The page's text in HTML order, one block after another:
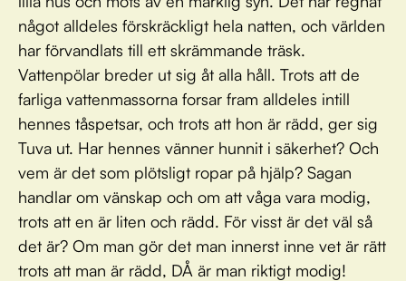
något alldeles förskräckligt hela natten, och världen
har förvandlats till ett skrämmande träsk.
Vattenpölar breder ut sig åt alla håll. Trots att de
farliga vattenmassorna forsar fram alldeles intill
hennes tåspetsar, och trots att hon är rädd, ger sig
Tuva ut. Har hennes vänner hunnit i säkerhet? Och
vem är det som plötsligt ropar på hjälp? Sagan
handlar om vänskap och om att våga vara modig,
trots att en är liten och rädd. För visst är det väl så
det är? Om man gör det man innerst inne vet är rätt
trots att man är rädd, DÅ är man riktigt modig!